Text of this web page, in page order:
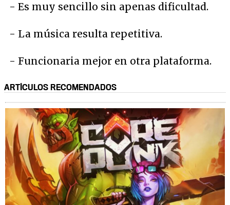
- Es muy sencillo sin apenas dificultad.
- La música resulta repetitiva.
- Funcionaria mejor en otra plataforma.
ARTÍCULOS RECOMENDADOS